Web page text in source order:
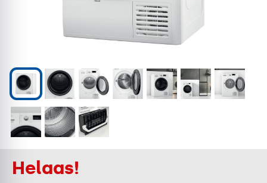
Helaas!